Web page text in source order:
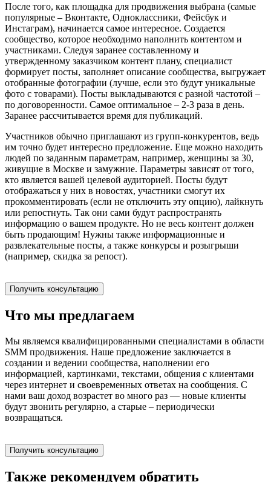
После того, как площадка для продвижения выбрана (самые
популярные – Вконтакте, Одноклассники, Фейсбук и
Инстаграм), начинается самое интересное. Создается
сообщество, которое необходимо наполнить контентом и
участниками. Следуя заранее составленному и
утвержденному заказчиком контент плану, специалист
формирует посты, заполняет описание сообщества, выгружает
отобранные фотографии (лучше, если это будут уникальные
фото с товарами). Посты выкладываются с разной частотой –
по договоренности. Самое оптимальное – 2-3 раза в день.
Заранее рассчитывается время для публикаций.
Участников обычно приглашают из групп-конкурентов, ведь
им точно будет интересно предложение. Еще можно находить
людей по заданным параметрам, например, женщины за 30,
живущие в Москве и замужние. Параметры зависят от того,
кто является вашей целевой аудиторией. Посты будут
отображаться у них в новостях, участники смогут их
прокомментировать (если не отключить эту опцию), лайкнуть
или репостнуть. Так они сами будут распространять
информацию о вашем продукте. Но не весь контент должен
быть продающим! Нужны также информационные и
развлекательные посты, а также конкурсы и розыгрыши
(например, скидка за репост).
Получить консультацию
Что мы предлагаем
Мы являемся квалифицированными специалистами в области
SMM продвижения. Наше предложение заключается в
создании и ведении сообщества, наполнении его
информацией, картинками, текстами, общения с клиентами
через интернет и своевременных ответах на сообщения. С
нами ваш доход возрастет во много раз — новые клиенты
будут звонить регулярно, а старые – периодически
возвращаться.
Получить консультацию
Также рекомендуем обратить